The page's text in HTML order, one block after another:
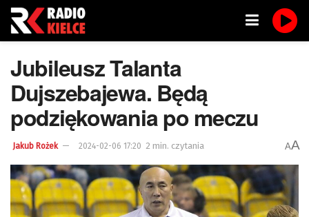
Jubileusz Talanta
Dujszebajewa. Będą
podziękowania po meczu
Jakub Rożek 2024-02-06 17:20 2 min. czytania AA